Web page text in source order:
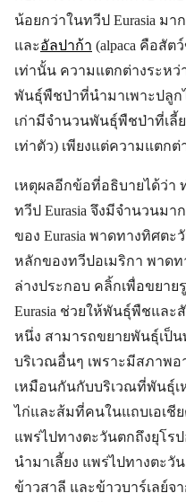
น้อยกว่าในทวีป Eurasia มา
และอัลปาก้า (alpaca คือสัต
เท่านั้น ความแตกต่างระหว่
พันธุ์พืชป่าที่นำมาเพาะปลู
เก่ามีจำนวนพันธุ์พืชป่าที่เลี้
เท่าตัว) เพียงแต่ความแตก
เหตุผลอีกข้อที่อธิบายได้ว่า
ทวีป Eurasia จึงมีจำนวนม
ของ Eurasia พาดทางทิศต
หลักของทวีปอเมริกา พาด
ล่างประกอบ คลิ้กเพื่อขยา
Eurasia ช่วยให้พันธุ์พืชแล
หนึ่ง สามารถขยายพันธุ์เป็น
บริเวณอื่นๆ เพราะมีสภาพอ
เหมือนกันกับบริเวณที่พันธุ์
ไก่และส้มที่คนในแถบเอเชีย
แพร่ไปทางตะวันตกถึงยุโรป
นำมาเลี้ยง แพร่ไปทางตะวั
ข้าวสาลี และข้าวบาร์เลย์จา